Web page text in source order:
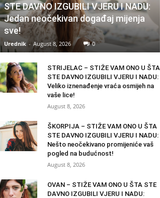
STE DAVNO IZGUBILI VJERU I NADU:
Jedan neočekivan događaj mijenja
sve!
Urednik - August 8, 2026 0
STRIJELAC – STIŽE VAM ONO U ŠTA
STE DAVNO IZGUBILI VJERU I NADU:
Veliko iznenađenje vraća osmijeh na
vaše lice!
August 8, 2026
ŠKORPIJA – STIŽE VAM ONO U ŠTA
STE DAVNO IZGUBILI VJERU I NADU:
Nešto neočekivano promijeniće vaš
pogled na budućnost!
August 8, 2026
OVAN – STIŽE VAM ONO U ŠTA STE
DAVNO IZGUBILI VJERU I NADU: